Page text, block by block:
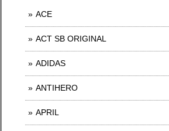
ACE
ACT SB ORIGINAL
ADIDAS
ANTIHERO
APRIL